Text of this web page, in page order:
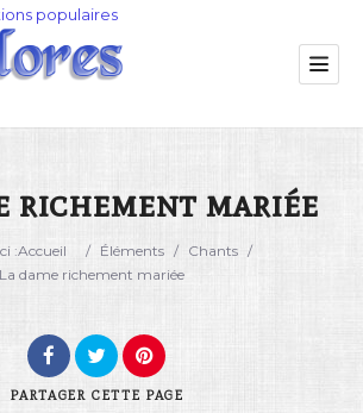
richement mariée
:Accueil / Éléments / Chants /
La dame richement mariée
PARTAGER CETTE PAGE